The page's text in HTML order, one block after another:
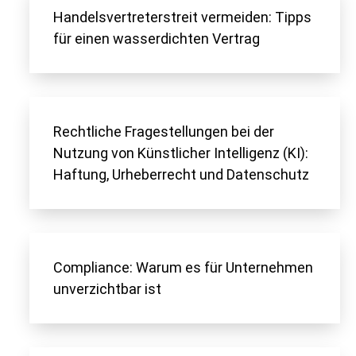
Handelsvertreterstreit vermeiden: Tipps
für einen wasserdichten Vertrag
Rechtliche Fragestellungen bei der
Nutzung von Künstlicher Intelligenz (KI):
Haftung, Urheberrecht und Datenschutz
Compliance: Warum es für Unternehmen
unverzichtbar ist